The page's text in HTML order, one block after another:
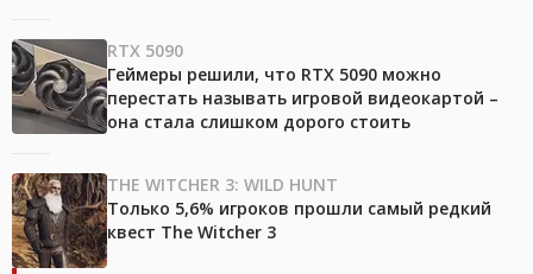
RTX 5090
Геймеры решили, что RTX 5090 можно
перестать называть игровой видеокартой –
она стала слишком дорого стоить
THE WITCHER 3: WILD HUNT
Только 5,6% игроков прошли самый редкий
квест The Witcher 3